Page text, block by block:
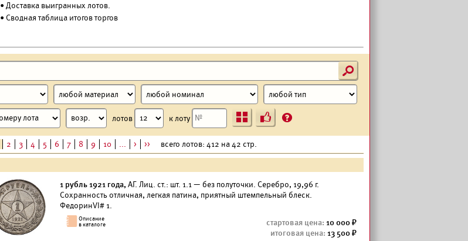
• Доставка выигранных лотов.
• Сводная таблица итогов торгов
s
лотов к лоту Ъ ?
2 3 4 5 6 7 8 9 10 ... > >> всего лотов: 412 на 42 стр.
1 рубль 1921 года,АГ. Лиц. ст.: шт. 1.1 — без полуточки. Серебро, 19,96 г.
Сохранность отличная, легкая патина, приятный штемпельный блеск.
ФедоринVI# 1.
10 000
13 500